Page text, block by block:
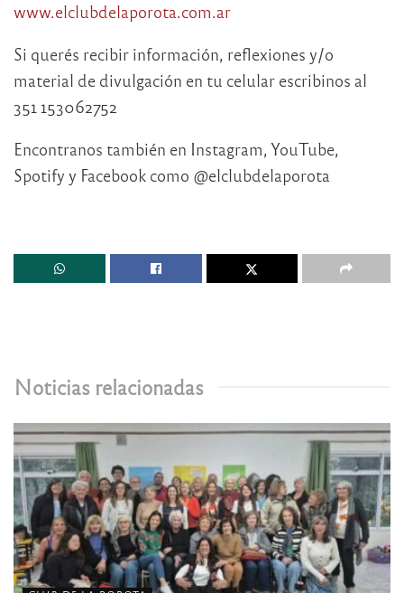
www.elclubdelaporota.com.ar
Si querés recibir información, reflexiones y/o
material de divulgación en tu celular escribinos al
351 153062752
Encontranos también en Instagram, YouTube,
Spotify y Facebook como @elclubdelaporota
Noticias relacionadas